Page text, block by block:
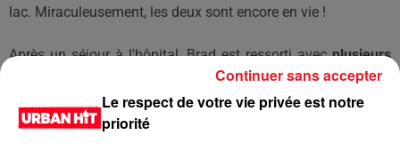
lac. Miraculeusement, les deux sont encore en vie !
Après un séjour à l'hôpital, Brad est ressorti avecplusieurs
côtes cassées, la colonne vertébrale dans une certaine
délicatesse, des ligaments complètement morts et un cou
dans un sale état. Cependant 4 années après, Brad a
Le respect de votre vie privée est notre
priorité
Continuer sans accepter